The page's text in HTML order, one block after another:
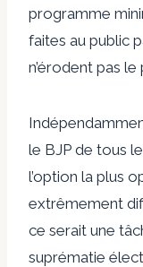
programme
faites au public
n’érodent pas le
le BJP de tous
l’option la plus
extrêmement
ce serait une
suprématie